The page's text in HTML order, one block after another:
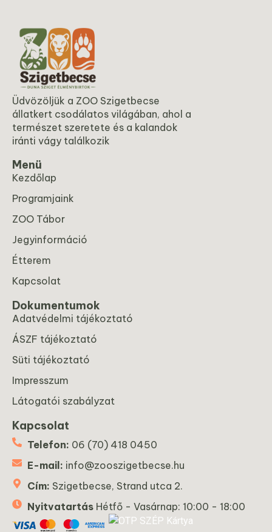
Üdvözöljük a ZOO Szigetbecse
állatkert csodálatos világában, ahol a
természet szeretete és a kalandok
iránti vágy találkozik
Menü
Kezdőlap
Programjaink
ZOO Tábor
Jegyinformáció
Étterem
Kapcsolat
Dokumentumok
Adatvédelmi tájékoztató
ÁSZF tájékoztató
Süti tájékoztató
Impresszum
Látogatói szabályzat
Kapcsolat
Telefon: 06 (70) 418 0450
E-mail: info@zooszigetbecse.hu
Cím: Szigetbecse, Strand utca 2.
Nyitvatartás Hétfő - Vasárnap: 10:00 - 18:00